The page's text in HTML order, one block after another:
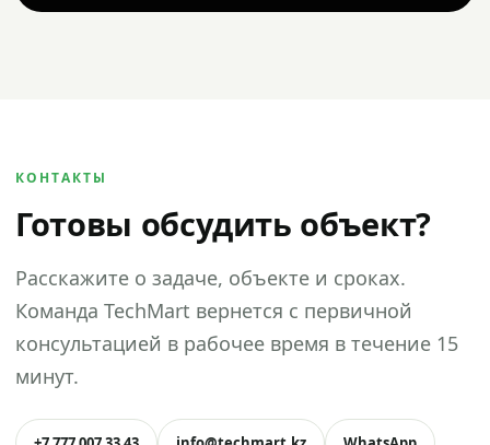
КОНТАКТЫ
Готовы обсудить объект?
Расскажите о задаче, объекте и сроках.
Команда TechMart вернется с первичной
консультацией в рабочее время в течение 15
минут.